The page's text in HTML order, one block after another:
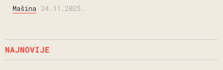
Mašina 24.11.2025.
NAJNOVIJE